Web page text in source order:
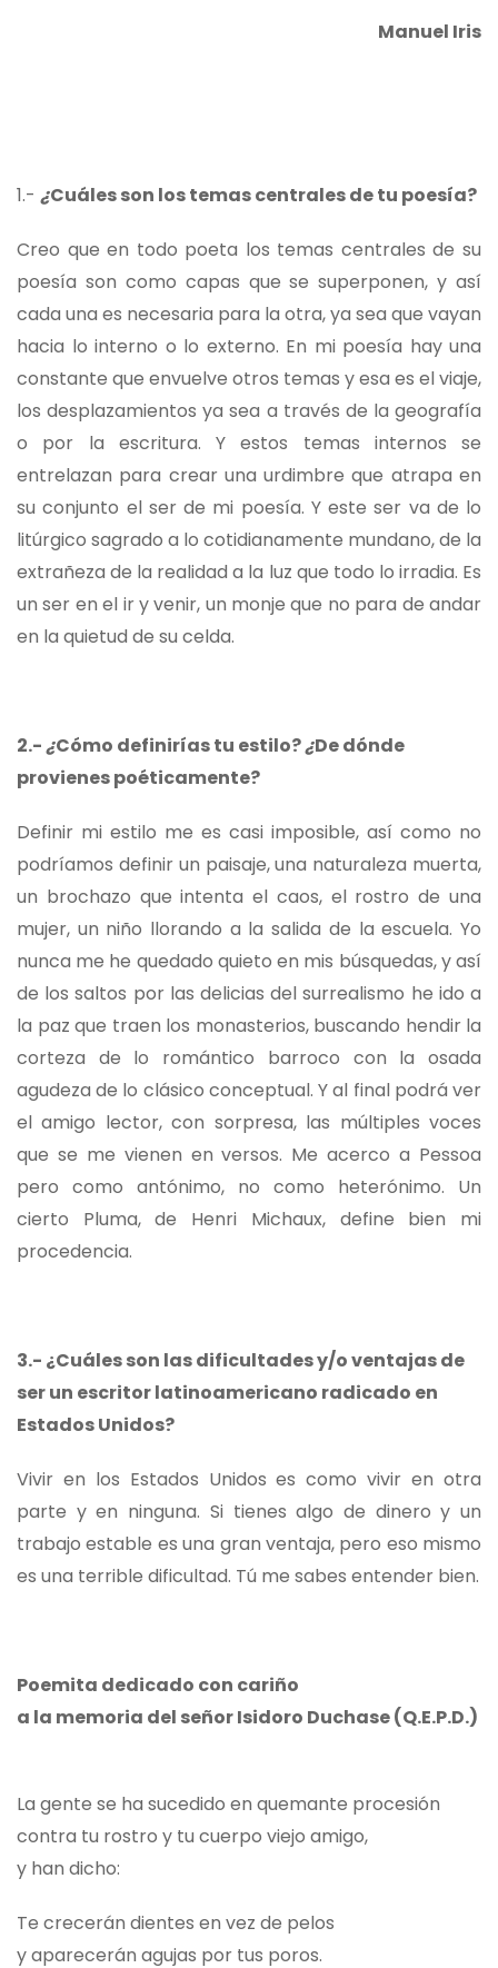
Manuel Iris
1.- ¿Cuáles son los temas centrales de tu poesía?
Creo que en todo poeta los temas centrales de su
poesía son como capas que se superponen, y así
cada una es necesaria para la otra, ya sea que vayan
hacia lo interno o lo externo. En mi poesía hay una
constante que envuelve otros temas y esa es el viaje,
los desplazamientos ya sea a través de la geografía
o por la escritura. Y estos temas internos se
entrelazan para crear una urdimbre que atrapa en
su conjunto el ser de mi poesía. Y este ser va de lo
litúrgico sagrado a lo cotidianamente mundano, de la
extrañeza de la realidad a la luz que todo lo irradia. Es
un ser en el ir y venir, un monje que no para de andar
en la quietud de su celda.
2.-¿Cómo definirías tu estilo?¿De dónde
provienes poéticamente?
Definir mi estilo me es casi imposible, así como no
podríamos definir un paisaje, una naturaleza muerta,
un brochazo que intenta el caos, el rostro de una
mujer, un niño llorando a la salida de la escuela. Yo
nunca me he quedado quieto en mis búsquedas, y así
de los saltos por las delicias del surrealismo he ido a
la paz que traen los monasterios, buscando hendir la
corteza de lo romántico barroco con la osada
agudeza de lo clásico conceptual. Y al final podrá ver
el amigo lector, con sorpresa, las múltiples voces
que se me vienen en versos. Me acerco a Pessoa
pero como antónimo, no como heterónimo. Un
cierto Pluma, de Henri Michaux, define bien mi
procedencia.
3.- ¿Cuáles son las dificultades y/o ventajas de
ser un escritor latinoamericano radicado en
Estados Unidos?
Vivir en los Estados Unidos es como vivir en otra
parte y en ninguna. Si tienes algo de dinero y un
trabajo estable es una gran ventaja, pero eso mismo
es una terrible dificultad. Tú me sabes entender bien.
Poemita dedicado con cariño
a la memoria del señor Isidoro Duchase (Q.E.P.D.)
La gente se ha sucedido en quemante procesión
contra tu rostro y tu cuerpo viejo amigo,
y han dicho:
Te crecerán dientes en vez de pelos
y aparecerán agujas por tus poros.